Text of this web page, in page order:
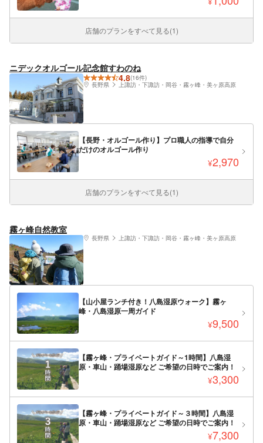
店舗のプランをすべて見る(1)
ニデックオルゴール記念館すわのね
4.8(16件)
長野県
上諏訪・下諏訪・岡谷・霧ヶ峰・美ヶ原高原
【長野・オルゴール作り】プロ職人の指導で自分
だけのオルゴール作り
¥2,970
店舗のプランをすべて見る(1)
霧ヶ峰自然教室
長野県 上諏訪・下諏訪・岡谷・霧ヶ峰・美ヶ原高原
【山小屋ランチ付き！八島湿原ウォーク】霧ヶ
峰・八島湿原一周ガイド
¥9,500
【霧ヶ峰・プライベートガイド～1時間】八島湿
原・車山・踊場湿原など ご希望の日時でご案内！
¥3,300
【霧ヶ峰・プライベートガイド～３時間】八島湿
原・車山・踊場湿原など ご希望の日時でご案内！
¥7,300